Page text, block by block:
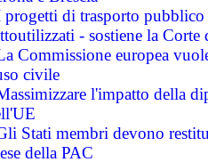
progetti di trasporto
- sostiene la Corte
Commissione europea
civile
l'impatto della
Stati membri devono
della PAC